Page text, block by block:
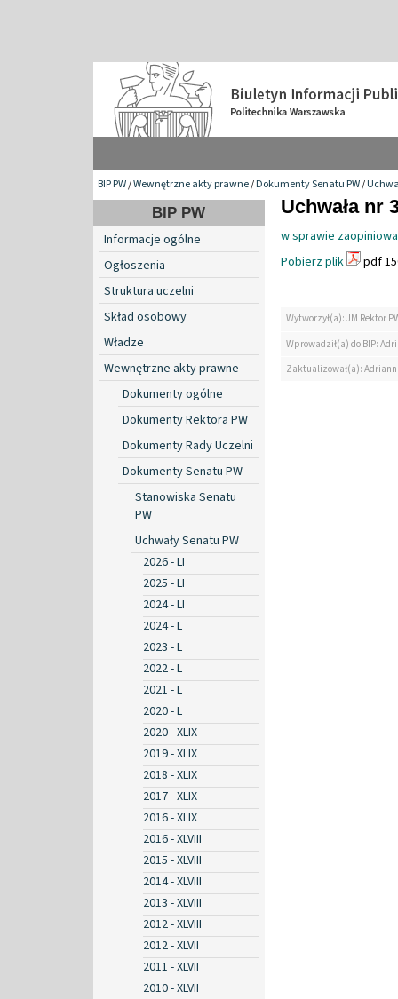
BIP PW/Wewnętrzne akty prawne/Dokumenty Senatu PW/
BIP PW
Informacje ogólne
Ogłoszenia
Struktura uczelni
Skład osobowy
Władze
Wewnętrzne akty prawne
Dokumenty ogólne
Dokumenty Rektora PW
Dokumenty Rady Uczelni
Dokumenty Senatu PW
Stanowiska Senatu
PW
Uchwały Senatu PW
2026 - LI
2025 - LI
2024 - LI
2024 - L
2023 - L
2022 - L
2021 - L
2020 - L
2020 - XLIX
2019 - XLIX
2018 - XLIX
2017 - XLIX
2016 - XLIX
2016 - XLVIII
2015 - XLVIII
2014 - XLVIII
2013 - XLVIII
2012 - XLVIII
2012 - XLVII
2011 - XLVII
2010 - XLVII
Uchwała nr
w sprawie
Pobierz plik
pdf
Wytworzył(a): JM Rektor
Wprowadził(a) do BIP:
Zaktualizował(a):